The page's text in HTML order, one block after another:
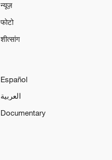
न्यूज़
फोटो
शीत्सांग
Español
العربية
Documentary